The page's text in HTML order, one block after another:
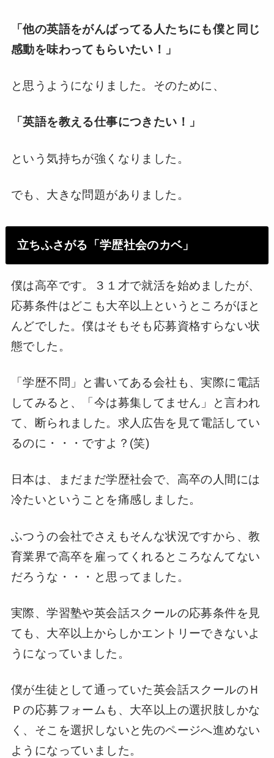
「他の英語をがんばってる人たちにも僕と同じ
感動を味わってもらいたい！」
と思うようになりました。そのために、
「英語を教える仕事につきたい！」
という気持ちが強くなりました。
でも、大きな問題がありました。
立ちふさがる「学歴社会のカベ」
僕は高卒です。３１才で就活を始めましたが、
応募条件はどこも大卒以上というところがほと
んどでした。僕はそもそも応募資格すらない状
態でした。
「学歴不問」と書いてある会社も、実際に電話
してみると、「今は募集してません」と言われ
て、断られました。求人広告を見て電話してい
るのに・・・ですよ？(笑)
日本は、まだまだ学歴社会で、高卒の人間には
冷たいということを痛感しました。
ふつうの会社でさえもそんな状況ですから、教
育業界で高卒を雇ってくれるところなんてない
だろうな・・・と思ってました。
実際、学習塾や英会話スクールの応募条件を見
ても、大卒以上からしかエントリーできないよ
うになっていました。
僕が生徒として通っていた英会話スクールのＨ
Ｐの応募フォームも、大卒以上の選択肢しかな
く、そこを選択しないと先のページへ進めない
ようになっていました。